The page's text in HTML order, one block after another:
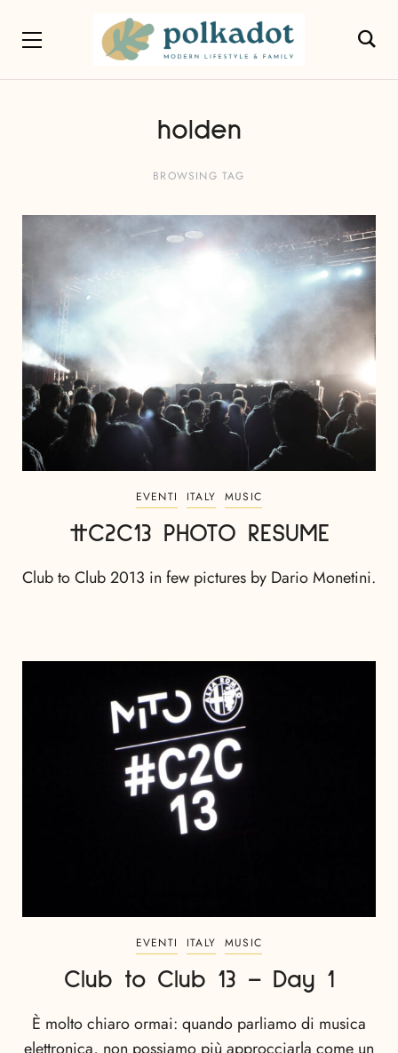
holden
BROWSING TAG
EVENTI ITALY MUSIC
#C2C13 PHOTO RESUME
Club to Club 2013 in few pictures by Dario Monetini.
EVENTI ITALY MUSIC
Club to Club 13 – Day 1
È molto chiaro ormai: quando parliamo di musica